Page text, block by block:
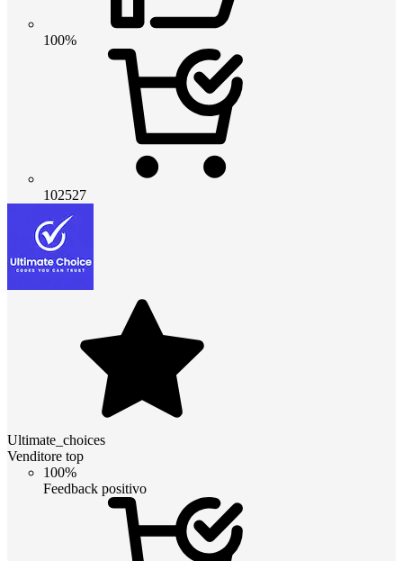
100%
102527
Ultimate_choices
Venditore top
100%
Feedback positivo